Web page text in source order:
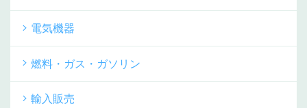
電気機器
燃料・ガス・ガソリン
輸入販売